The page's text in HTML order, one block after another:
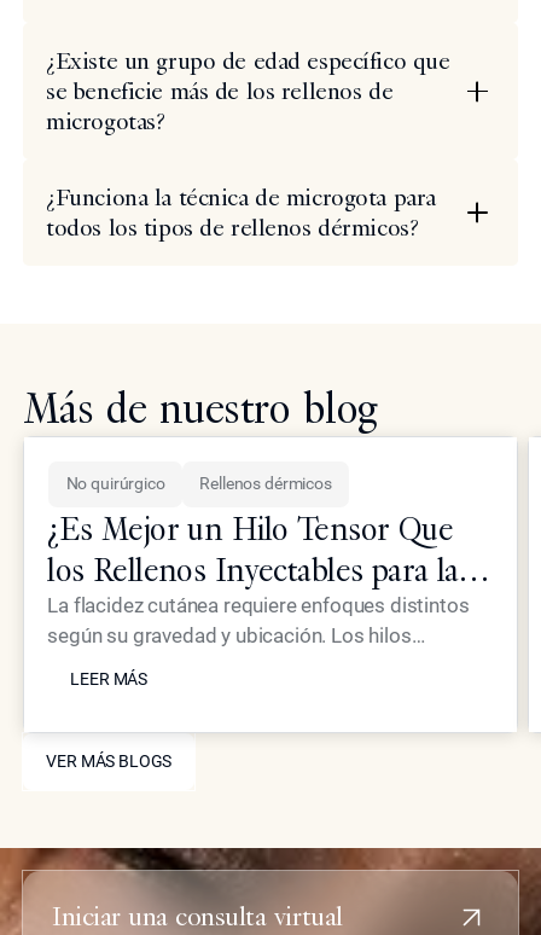
¿Existe un grupo de edad específico que
se beneficie más de los rellenos de
microgotas?
¿Funciona la técnica de microgota para
todos los tipos de rellenos dérmicos?
Más de nuestro blog
VER MÁS BLOGS
VER MÁS BLOGS
No quirúrgico Rellenos dérmicos
¿Es Mejor un Hilo Tensor Que
los Rellenos Inyectables para la
Piel Flácida?
La flacidez cutánea requiere enfoques distintos
según su gravedad y ubicación. Los hilos
tensores proporcionan un efecto mecánico de
de volumen y estimulación de colágeno para un
LEER MÁS
LEER MÁS
Iniciar una consulta virtual